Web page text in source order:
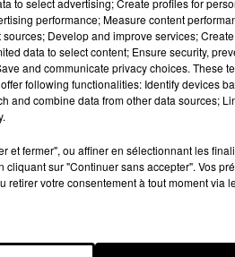
performance; Measure content
Develop and improve services;
data to select content; Ensure security,
and communicate privacy choices. These
following functionalities: Identify devices
and combine data from other data sources;
et fermer", ou affiner en sélectionnant les
cliquant sur "Continuer sans accepter". Vos
retirer votre consentement à tout moment via